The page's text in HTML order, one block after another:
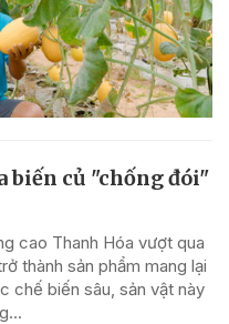
biến củ "chống đói"
cao Thanh Hóa vượt qua
thành sản phẩm mang lại
chế biến sâu, sản vật này